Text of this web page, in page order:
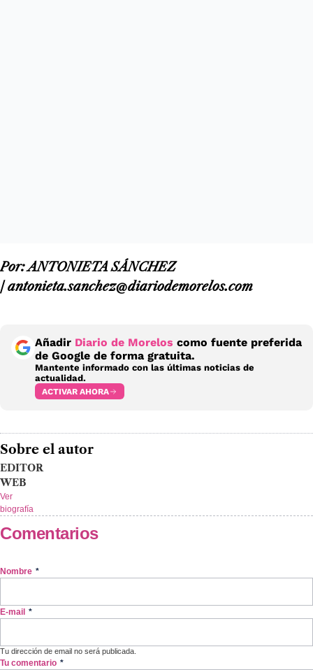
Por: ANTONIETA SÁNCHEZ
/ antonieta.sanchez@diariodemorelos.com
Añadir Diario de Morelos como fuente preferida
de Google de forma gratuita.
Mantente informado con las últimas noticias de
actualidad.
ACTIVAR AHORA
Sobre el autor
EDITOR
WEB
Ver
biografía
Comentarios
Nombre *
E-mail *
Tu dirección de email no será publicada.
Tu comentario *